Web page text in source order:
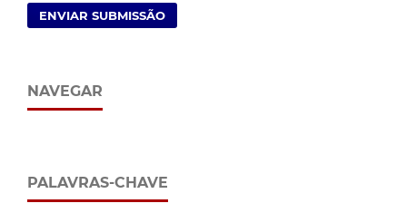
ENVIAR SUBMISSÃO
NAVEGAR
PALAVRAS-CHAVE